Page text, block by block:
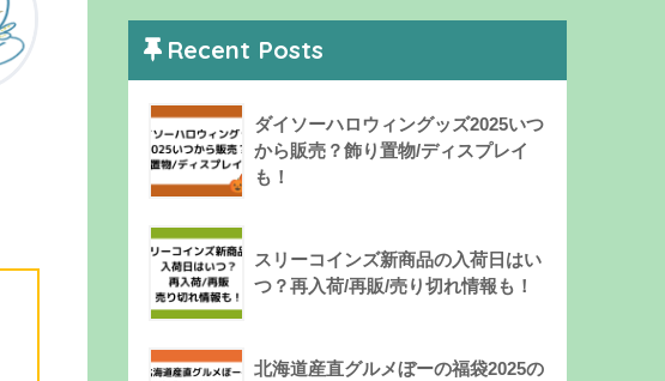
Recent Posts
ダイソーハロウィングッズ2025いつ
から販売？飾り置物/ディスプレイ
も！
スリーコインズ新商品の入荷日はい
つ？再入荷/再販/売り切れ情報も！
北海道産直グルメぼーの福袋2025の